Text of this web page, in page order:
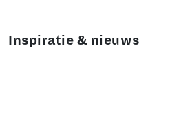
Inspiratie & nieuws